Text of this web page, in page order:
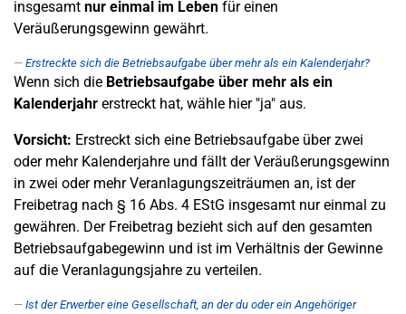
insgesamt nur einmal im Leben für einen
Veräußerungsgewinn gewährt.
Erstreckte sich die Betriebsaufgabe über mehr als ein Kalenderjahr?
Wenn sich die Betriebsaufgabe über mehr als ein
Kalenderjahr erstreckt hat, wähle hier "ja" aus.
Vorsicht: Erstreckt sich eine Betriebsaufgabe über zwei
oder mehr Kalenderjahre und fällt der Veräußerungsgewinn
in zwei oder mehr Veranlagungszeiträumen an, ist der
Freibetrag nach § 16 Abs. 4 EStG insgesamt nur einmal zu
gewähren. Der Freibetrag bezieht sich auf den gesamten
Betriebsaufgabegewinn und ist im Verhältnis der Gewinne
auf die Veranlagungsjahre zu verteilen.
Ist der Erwerber eine Gesellschaft, an der du oder ein Angehöriger